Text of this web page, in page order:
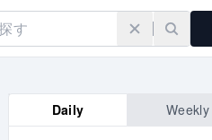
Daily Weekly